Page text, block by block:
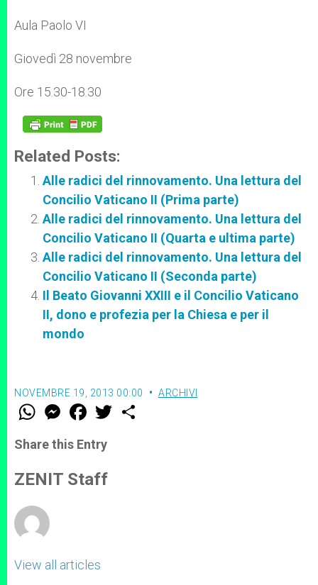
Aula Paolo VI
Giovedì 28 novembre
Ore 15.30-18.30
Related Posts:
Alle radici del rinnovamento. Una lettura del
Concilio Vaticano II (Prima parte)
Alle radici del rinnovamento. Una lettura del
Concilio Vaticano II (Quarta e ultima parte)
Alle radici del rinnovamento. Una lettura del
Concilio Vaticano II (Seconda parte)
Il Beato Giovanni XXIII e il Concilio Vaticano
II, dono e profezia per la Chiesa e per il
mondo
NOVEMBRE 19, 2013 00:00 ARCHIVI
W
t
s
p
p
M
e
s
e
g
e
F
a
e
b
o
k
w
Share this Entry
ZENIT Staff
View all articles